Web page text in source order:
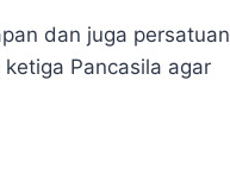
dan juga persatuan
Pancasila agar